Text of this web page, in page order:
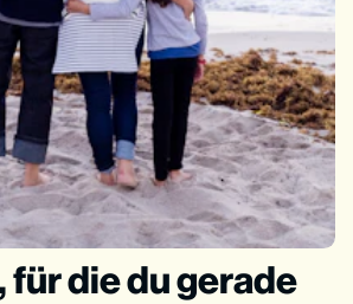
für die du gerade